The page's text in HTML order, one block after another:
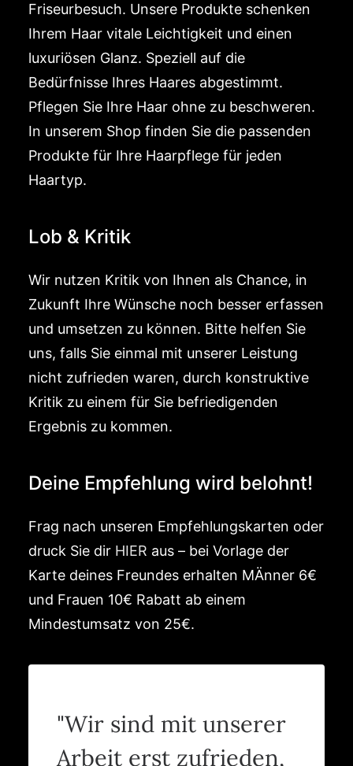
Friseurbesuch. Unsere Produkte schenken
Ihrem Haar vitale Leichtigkeit und einen
luxuriösen Glanz. Speziell auf die
Bedürfnisse Ihres Haares abgestimmt.
Pflegen Sie Ihre Haar ohne zu beschweren.
In unserem Shop finden Sie die passenden
Produkte für Ihre Haarpflege für jeden
Haartyp.
Lob & Kritik
Wir nutzen Kritik von Ihnen als Chance, in
Zukunft Ihre Wünsche noch besser erfassen
und umsetzen zu können. Bitte helfen Sie
uns, falls Sie einmal mit unserer Leistung
nicht zufrieden waren, durch konstruktive
Kritik zu einem für Sie befriedigenden
Ergebnis zu kommen.
Deine Empfehlung wird belohnt!
Frag nach unseren Empfehlungskarten oder
druck Sie dir HIER aus – bei Vorlage der
Karte deines Freundes erhalten MÄnner 6€
und Frauen 10€ Rabatt ab einem
Mindestumsatz von 25€.
"Wir sind mit unserer
Arbeit erst zufrieden,